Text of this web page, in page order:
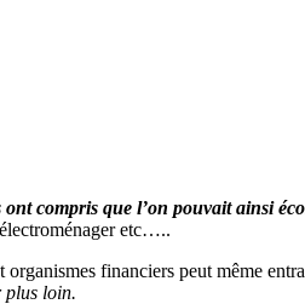
ont compris que l’on pouvait ainsi
etc…..
financiers peut même
plus loin.